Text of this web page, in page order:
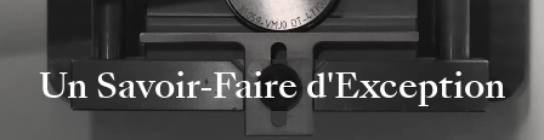
Un Savoir-Faire d'Exception